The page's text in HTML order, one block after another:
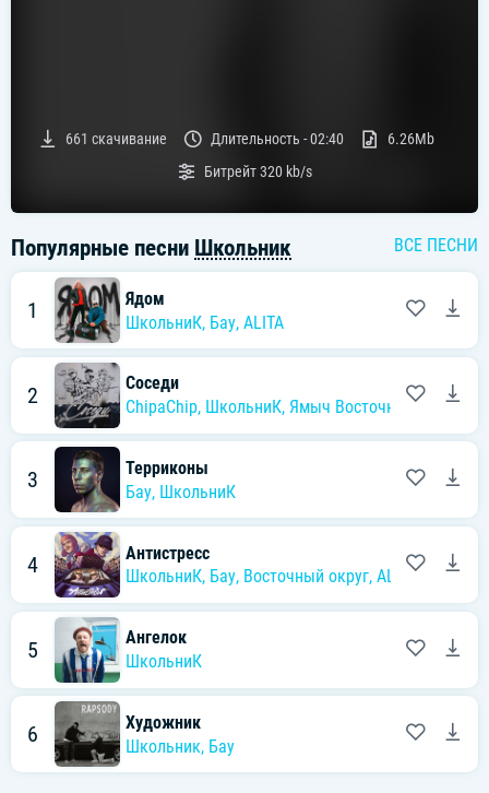
661 скачивание Длительность -02:40
6.26Mb
Битрейт320 kb/s
Популярные песни Школьник ВСЕ ПЕСНИ
1
Ядом
ШкольниК, Бау, ALITA
2
Соседи
ChipaChip, ШкольниК, Ямыч Восточный Округ
3
Терриконы
Бау, ШкольниК
4
Антистресс
ШкольниК, Бау, Восточный округ, ALITA
5
Ангелок
ШкольниК
6
Художник
Школьник, Бау